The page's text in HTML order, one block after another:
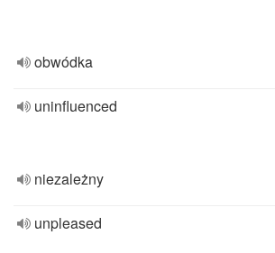
obwódka
uninfluenced
niezależny
unpleased